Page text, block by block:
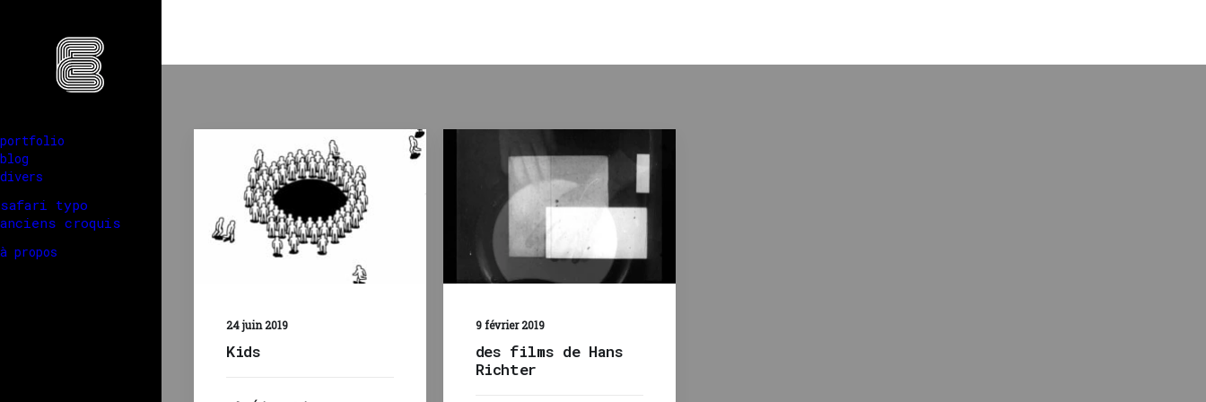
portfolio
blog
divers
safari typo
anciens croquis
à propos
24 juin 2019
Kids
9 février 2019
des films de Hans
Richter